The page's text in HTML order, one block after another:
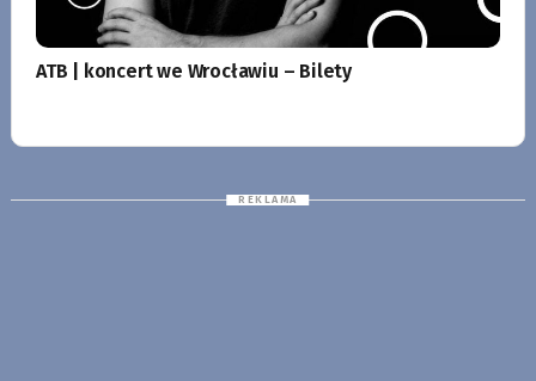
ATB | koncert we Wrocławiu – Bilety